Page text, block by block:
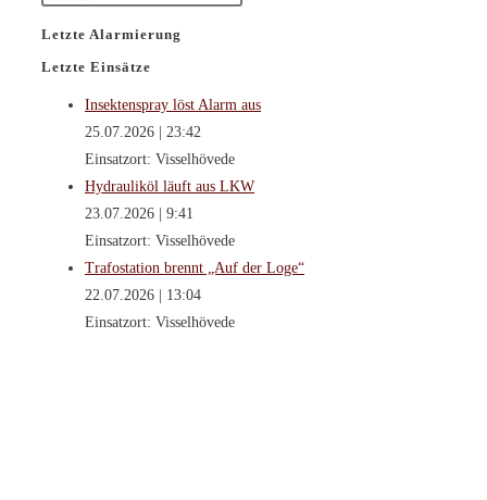
the
Letzte Alarmierung
Letzte Einsätze
Insektenspray löst Alarm aus
25.07.2026
23:42
Einsatzort: Visselhövede
Hydrauliköl läuft aus LKW
23.07.2026
9:41
Einsatzort: Visselhövede
Trafostation brennt „Auf der Loge“
22.07.2026
13:04
Einsatzort: Visselhövede